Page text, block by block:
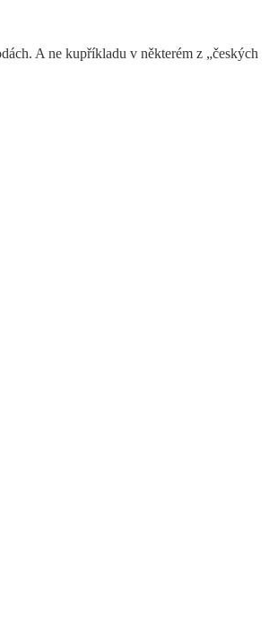
A ne kupříkladu v některém z „českých